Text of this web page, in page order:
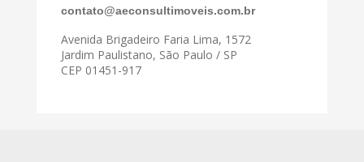
contato@aeconsultimoveis.com.br
Avenida Brigadeiro Faria Lima, 1572
Jardim Paulistano, São Paulo / SP
CEP 01451-917